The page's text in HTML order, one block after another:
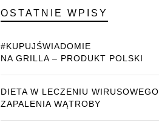
OSTATNIE WPISY
#KUPUJŚWIADOMIE
NA GRILLA – PRODUKT POLSKI
DIETA W LECZENIU WIRUSOWEGO
ZAPALENIA WĄTROBY